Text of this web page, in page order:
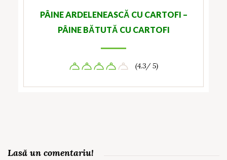
PÂINE ARDELENEASCĂ CU CARTOFI –
PÂINE BĂTUTĂ CU CARTOFI
(4.3/ 5)
Lasă un comentariu!